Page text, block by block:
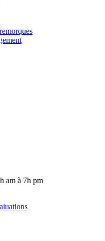
am à 7h pm